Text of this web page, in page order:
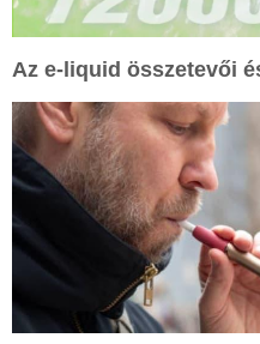
Az e-liquid összetevői